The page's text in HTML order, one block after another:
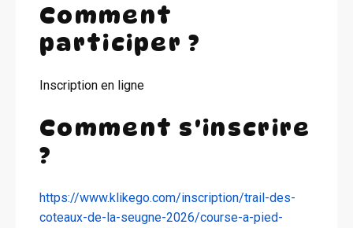
Comment
participer ?
Inscription en ligne
Comment s'inscrire
?
https://www.klikego.com/inscription/trail-des-
coteaux-de-la-seugne-2026/course-a-pied-